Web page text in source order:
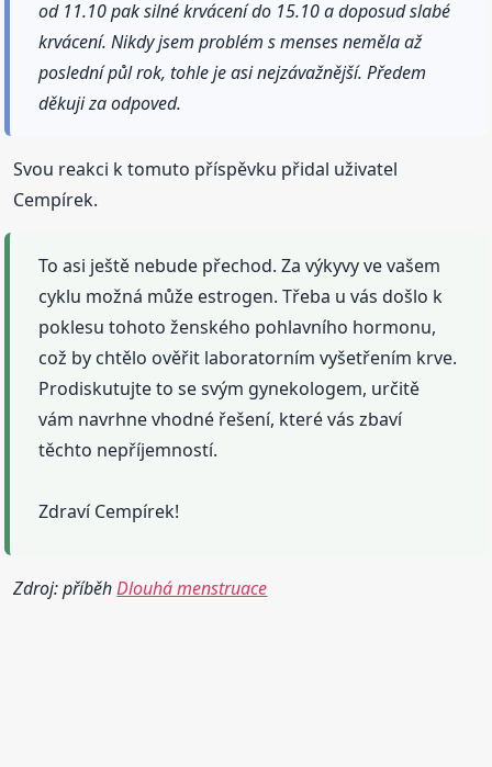
od 11.10 pak silné krvácení do 15.10 a doposud slabé
krvácení. Nikdy jsem problém s menses neměla až
poslední půl rok, tohle je asi nejzávažnější. Předem
děkuji za odpoved.
Svou reakci k tomuto příspěvku přidal uživatel
Cempírek.
To asi ještě nebude přechod. Za výkyvy ve vašem
cyklu možná může estrogen. Třeba u vás došlo k
poklesu tohoto ženského pohlavního hormonu,
což by chtělo ověřit laboratorním vyšetřením krve.
Prodiskutujte to se svým gynekologem, určitě
vám navrhne vhodné řešení, které vás zbaví
těchto nepříjemností.
Zdraví Cempírek!
Zdroj: příběhDlouhá menstruace